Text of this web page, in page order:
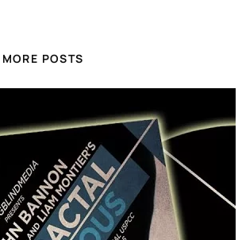
POSTS